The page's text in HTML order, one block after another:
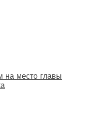
на место главы